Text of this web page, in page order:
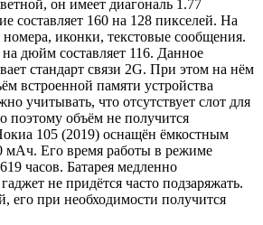
он имеет диагональ 1.77
составляет 160 на 128 пикселей. На
иконки, текстовые сообщения.
дюйм составляет 116. Данное
стандарт связи 2G. При этом на нём
встроенной памяти устройства
учитывать, что отсутствует слот для
поэтому объём не получится
105 (2019) оснащён ёмкостным
мАч. Его время работы в режиме
часов. Батарея медленно
не придётся часто подзаряжать.
его при необходимости получится